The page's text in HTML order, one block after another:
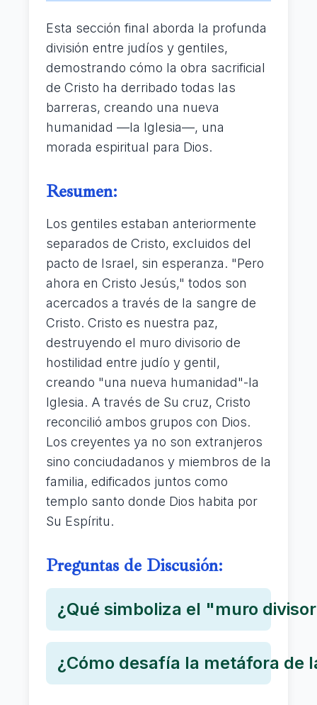
Esta sección final aborda la profunda
división entre judíos y gentiles,
demostrando cómo la obra sacrificial
de Cristo ha derribado todas las
barreras, creando una nueva
humanidad —la Iglesia—, una
morada espiritual para Dios.
Resumen:
Los gentiles estaban anteriormente
separados de Cristo, excluidos del
pacto de Israel, sin esperanza. "Pero
ahora en Cristo Jesús," todos son
acercados a través de la sangre de
Cristo. Cristo es nuestra paz,
destruyendo el muro divisorio de
hostilidad entre judío y gentil,
creando "una nueva humanidad"-la
Iglesia. A través de Su cruz, Cristo
reconcilió ambos grupos con Dios.
Los creyentes ya no son extranjeros
sino conciudadanos y miembros de la
familia, edificados juntos como
templo santo donde Dios habita por
Su Espíritu.
Preguntas de Discusión:
¿Qué simboliza el "muro
¿Cómo desafía la metáfora de